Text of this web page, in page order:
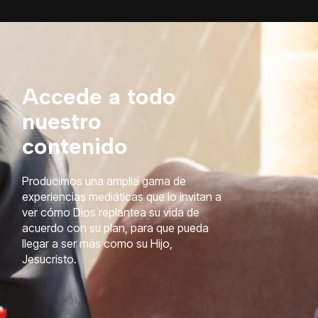
Accede a todo
nuestro
contenido
Producimos una amplia gama de
experiencias mediáticas que lo invitan a
ver cómo Dios replantea su vida de
acuerdo con su plan, para que pueda
llegar a ser más como su Hijo,
Jesucristo.